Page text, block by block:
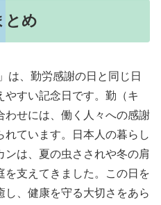
とめ
は、勤労感謝の日と同じ日
やすい記念日です。勤（キ
わせには、働く人々への感謝
れています。日本人の暮らし
は、夏の虫さされや冬の肩
を支えてきました。この日を
し、健康を守る大切さをあら